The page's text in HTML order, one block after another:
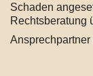
Schaden
Rechtsberatung